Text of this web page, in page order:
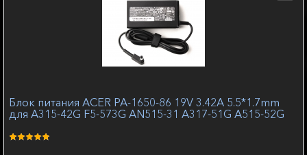
Блок питания ACER PA-1650-86 19V 3.42A 5.5*1.7mm
для A315-42G F5-573G AN515-31 A317-51G A515-52G